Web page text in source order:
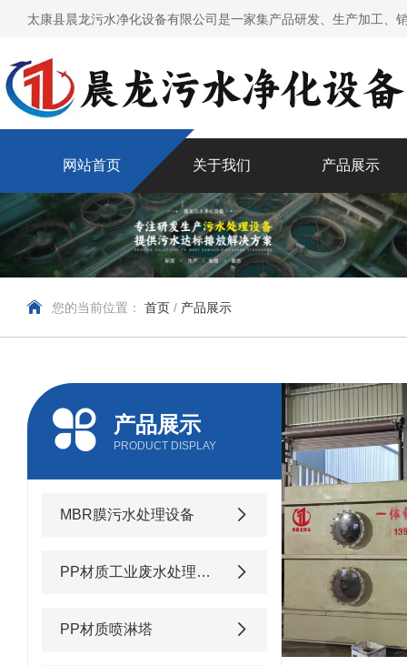
太康县晨龙污水净化设备有限公司是一家集产品研发、生产加工
网站首页 关于我们 产品展示
您的当前位置： 首页 / 产品展示
产品展示
PRODUCT DISPLAY
MBR膜污水处理设备
PP材质工业废水处理设备
PP材质喷淋塔